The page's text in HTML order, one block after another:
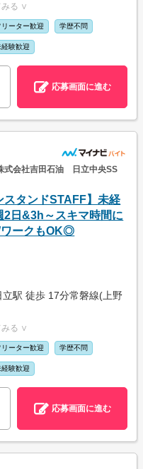
みる ∨
リーター歓迎 学歴不問
経験歓迎
応募画面に進む
式会社吉田石油 日立中央SS
スタンドSTAFF】未経
日&3h～スキマ時間に
ワークもOK◎
駅 徒歩 17分常磐線(上野
みる ∨
リーター歓迎 学歴不問
経験歓迎
応募画面に進む